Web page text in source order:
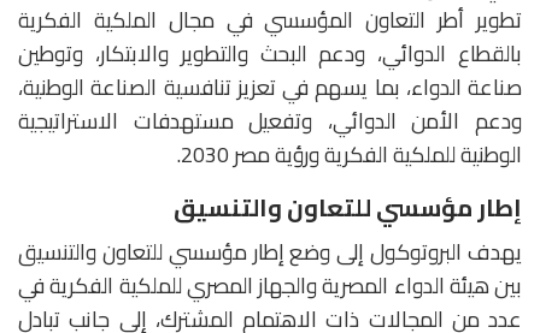
تطوير أطر التعاون المؤسسي في مجال الملكية الفكرية
بالقطاع الدوائي، ودعم البحث والتطوير والابتكار، وتوطين
صناعة الدواء، بما يسهم في تعزيز تنافسية الصناعة الوطنية،
ودعم الأمن الدوائي، وتفعيل مستهدفات الاستراتيجية
الوطنية للملكية الفكرية ورؤية مصر 2030.
إطار مؤسسي للتعاون والتنسيق
يهدف البروتوكول إلى وضع إطار مؤسسي للتعاون والتنسيق
بين هيئة الدواء المصرية والجهاز المصري للملكية الفكرية في
عدد من المجالات ذات الاهتمام المشترك، إلى جانب تبادل